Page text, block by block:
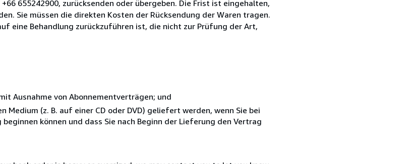
+66 655242900, zurücksenden oder übergeben. Die Frist ist eingehalten,
Sie müssen die direkten Kosten der Rücksendung der Waren tragen.
eine Behandlung zurückzuführen ist, die nicht zur Prüfung der Art,
Ausnahme von Abonnementverträgen; und
(z. B. auf einer CD oder DVD) geliefert werden, wenn Sie bei
können und dass Sie nach Beginn der Lieferung den Vertrag